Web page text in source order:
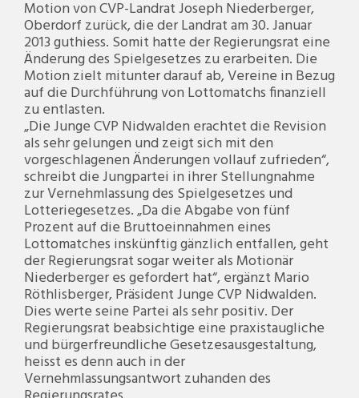
Motion von CVP-Landrat Joseph Niederberger,
Oberdorf zurück, die der Landrat am 30. Januar
2013 guthiess. Somit hatte der Regierungsrat eine
Änderung des Spielgesetzes zu erarbeiten. Die
Motion zielt mitunter darauf ab, Vereine in Bezug
auf die Durchführung von Lottomatchs finanziell
zu entlasten.
„Die Junge CVP Nidwalden erachtet die Revision
als sehr gelungen und zeigt sich mit den
vorgeschlagenen Änderungen vollauf zufrieden“,
schreibt die Jungpartei in ihrer Stellungnahme
zur Vernehmlassung des Spielgesetzes und
Lotteriegesetzes. „Da die Abgabe von fünf
Prozent auf die Bruttoeinnahmen eines
Lottomatches inskünftig gänzlich entfallen, geht
der Regierungsrat sogar weiter als Motionär
Niederberger es gefordert hat“, ergänzt Mario
Röthlisberger, Präsident Junge CVP Nidwalden.
Dies werte seine Partei als sehr positiv. Der
Regierungsrat beabsichtige eine praxistaugliche
und bürgerfreundliche Gesetzesausgestaltung,
heisst es denn auch in der
Vernehmlassungsantwort zuhanden des